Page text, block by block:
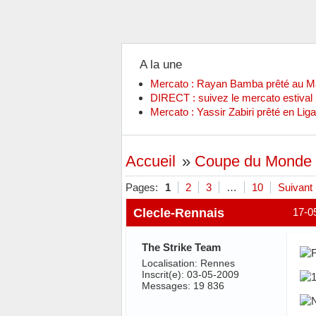
A la une
Mercato : Rayan Bamba prêté au
DIRECT : suivez le mercato estival
Mercato : Yassir Zabiri prêté en Liga
Accueil » Coupe du Monde
Pages: 1 2 3 … 10 Suivant
17-
Clecle-Rennais
The Strike Team
Localisation: Rennes
Inscrit(e): 03-05-2009
Messages: 19 836